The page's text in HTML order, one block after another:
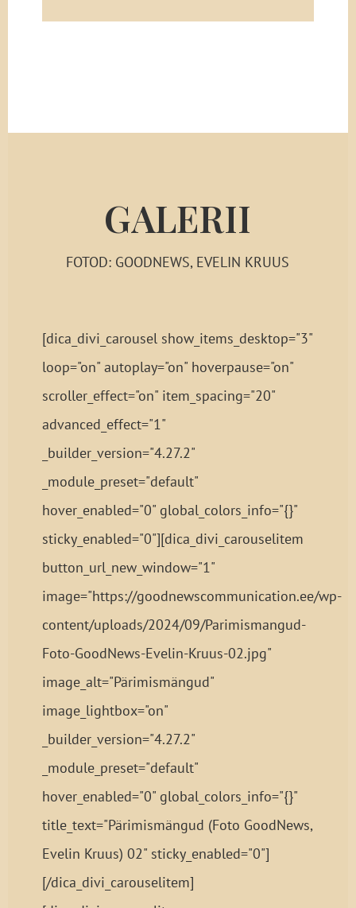
GALERII
FOTOD: GOODNEWS, EVELIN KRUUS
[dica_divi_carousel show_items_desktop="3"
loop="on" autoplay="on" hoverpause="on"
scroller_effect="on" item_spacing="20"
advanced_effect="1"
_builder_version="4.27.2"
_module_preset="default"
hover_enabled="0" global_colors_info="{}"
sticky_enabled="0"][dica_divi_carouselitem
button_url_new_window="1"
image="https://goodnewscommunication.ee/wp-
content/uploads/2024/09/Parimismangud-
Foto-GoodNews-Evelin-Kruus-02.jpg"
image_alt="Pärimismängud"
image_lightbox="on"
_builder_version="4.27.2"
_module_preset="default"
hover_enabled="0" global_colors_info="{}"
title_text="Pärimismängud (Foto GoodNews,
Evelin Kruus) 02" sticky_enabled="0"]
[/dica_divi_carouselitem]